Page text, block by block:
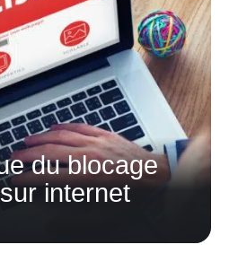
du blocage
internet